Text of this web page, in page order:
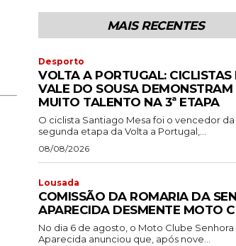
MAIS RECENTES
Desporto
VOLTA A PORTUGAL: CICLISTAS
VALE DO SOUSA DEMONSTRAM
MUITO TALENTO NA 3ª ETAPA
O ciclista Santiago Mesa foi o vencedor da
segunda etapa da Volta a Portugal,...
08/08/2026
Lousada
COMISSÃO DA ROMARIA DA
APARECIDA DESMENTE MOTO
No dia 6 de agosto, o Moto Clube Senhora
Aparecida anunciou que, após nove...